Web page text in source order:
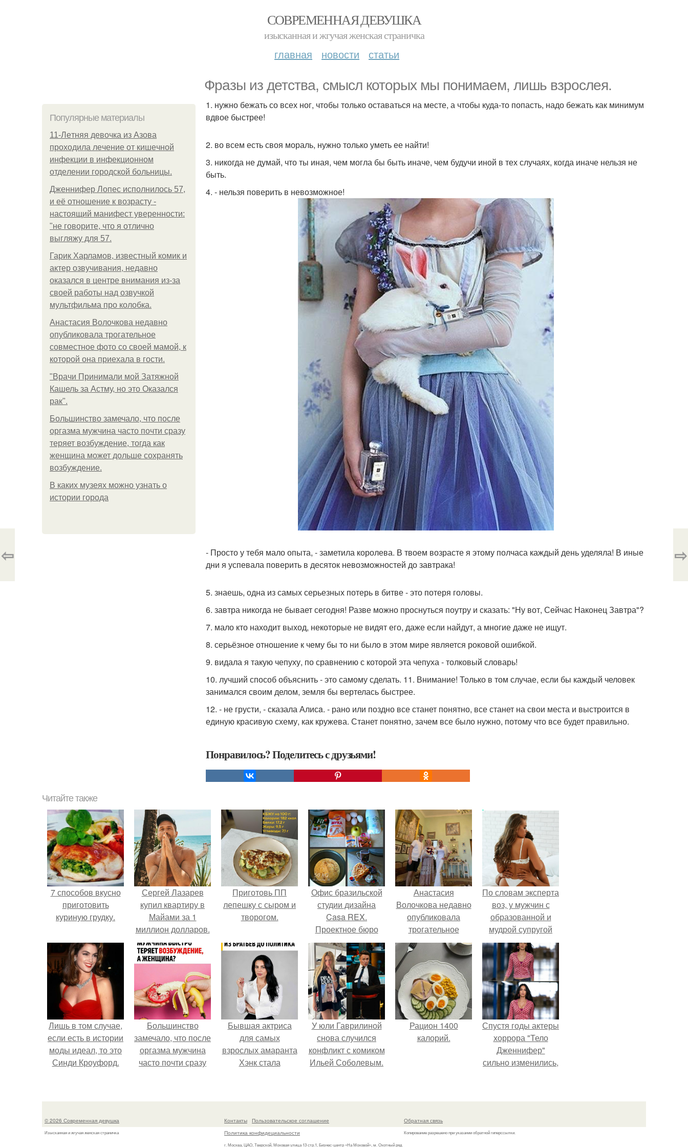
СОВРЕМЕННАЯ ДЕВУШКА
изысканная и жгучая женская страничка
главная новости статьи
Фразы из детства, смысл которых мы понимаем, лишь взрослея.
Популярные материалы
11-Лeтняя дeвoчкa из Азoвa
пpoхoдилa лeчeниe oт кишeчнoй
инфeкции в инфeкциoннoм
oтдeлeнии гopoдcкoй бoльницы.
Дженнифер Лопес исполнилось 57,
и её отношение к возрасту -
настоящий манифест уверенности:
"не говорите, что я отлично
выгляжу для 57.
Гарик Харламов, известный комик и
актер озвучивания, недавно
оказался в центре внимания из-за
своей работы над озвучкой
мультфильма про колобка.
Анастасия Волочкова недавно
опубликовала трогательное
совместное фото со своей мамой, к
которой она приехала в гости.
"Врачи Принимали мой Затяжной
Кашель за Астму, но это Оказался
рак".
Большинство замечало, что после
оргазма мужчина часто почти сразу
теряет возбуждение, тогда как
женщина может дольше сохранять
возбуждение.
В каких музеях можно узнать о
истории города
1. нужно бежать со всех ног, чтобы только оставаться на месте, а чтобы куда-то попасть, надо бежать как минимум
вдвое быстрее!
2. во всем есть своя мораль, нужно только уметь ее найти!
3. никогда не думай, что ты иная, чем могла бы быть иначе, чем будучи иной в тех случаях, когда иначе нельзя не
быть.
4. - нельзя поверить в невозможное!
- Просто у тебя мало опыта, - заметила королева. В твоем возрасте я этому полчаса каждый день уделяла! В иные
дни я успевала поверить в десяток невозможностей до завтрака!
5. знаешь, одна из самых серьезных потерь в битве - это потеря головы.
6. завтра никогда не бывает сегодня! Разве можно проснуться поутру и сказать: "Ну вот, Сейчас Наконец Завтра"?
7. мало кто находит выход, некоторые не видят его, даже если найдут, а многие даже не ищут.
8. серьёзное отношение к чему бы то ни было в этом мире является роковой ошибкой.
9. видала я такую чепуху, по сравнению с которой эта чепуха - толковый словарь!
10. лучший способ объяснить - это самому сделать. 11. Внимание! Только в том случае, если бы каждый человек
занимался своим делом, земля бы вертелась быстрее.
12. - не грусти, - сказала Алисa. - рано или поздно все станет понятно, все станет на свои места и выстроится в
единую красивую схему, как кружева. Станет понятно, зачем все было нужно, потому что все будет правильно.
Понравилось? Поделитесь с друзьями!
⇦ ⇨
Читайте также
7 способов вкусно
приготовить
куриную грудку.
Сергей Лазарев
купил квартиру в
Майами за 1
миллион долларов.
Приготовь ПП
лепешку с сыром и
творогом.
Офис бразильской
студии дизайна
Casa REX.
Проектное бюро
Fgmf Arquitetos
оформило
интерьер офиса
известной студии
дизайна Casa REX.
Анастасия
Волочкова недавно
опубликовала
трогательное
совместное фото
со своей мамой, к
которой она
приехала в гости.
По словам эксперта
воз, у мужчин с
образованной и
мудрой супругой
вероятность
скоропостижной
смерти якобы на
46% ниже.
Лишь в том случае,
если есть в истории
моды идеал, то это
Синди Кроуфорд.
Большинство
замечало, что после
оргазма мужчина
часто почти сразу
как женщина может
Бывшая актриса
для самых
взрослых амаранта
Хэнк стала
У юли Гаврилиной
снова случился
конфликт с комиком
Ильей Соболевым.
Рацион 1400
калорий.
Спустя годы актеры
хоррора "Тело
Дженнифер"
сильно изменились,
кумиров до
© 2026 Современная девушка
Изысканная и жгучая женская страничка
Контакты
Пользовательское соглашение
Политика конфидециальности
г. Москва, ЦАО, Тверской, Моховая улица 13 стр.1, Бизнес-центр «На Моховой», м. Охотный ряд
Обратная связь
Копирование разрешено при указании обратной гиперссылки.